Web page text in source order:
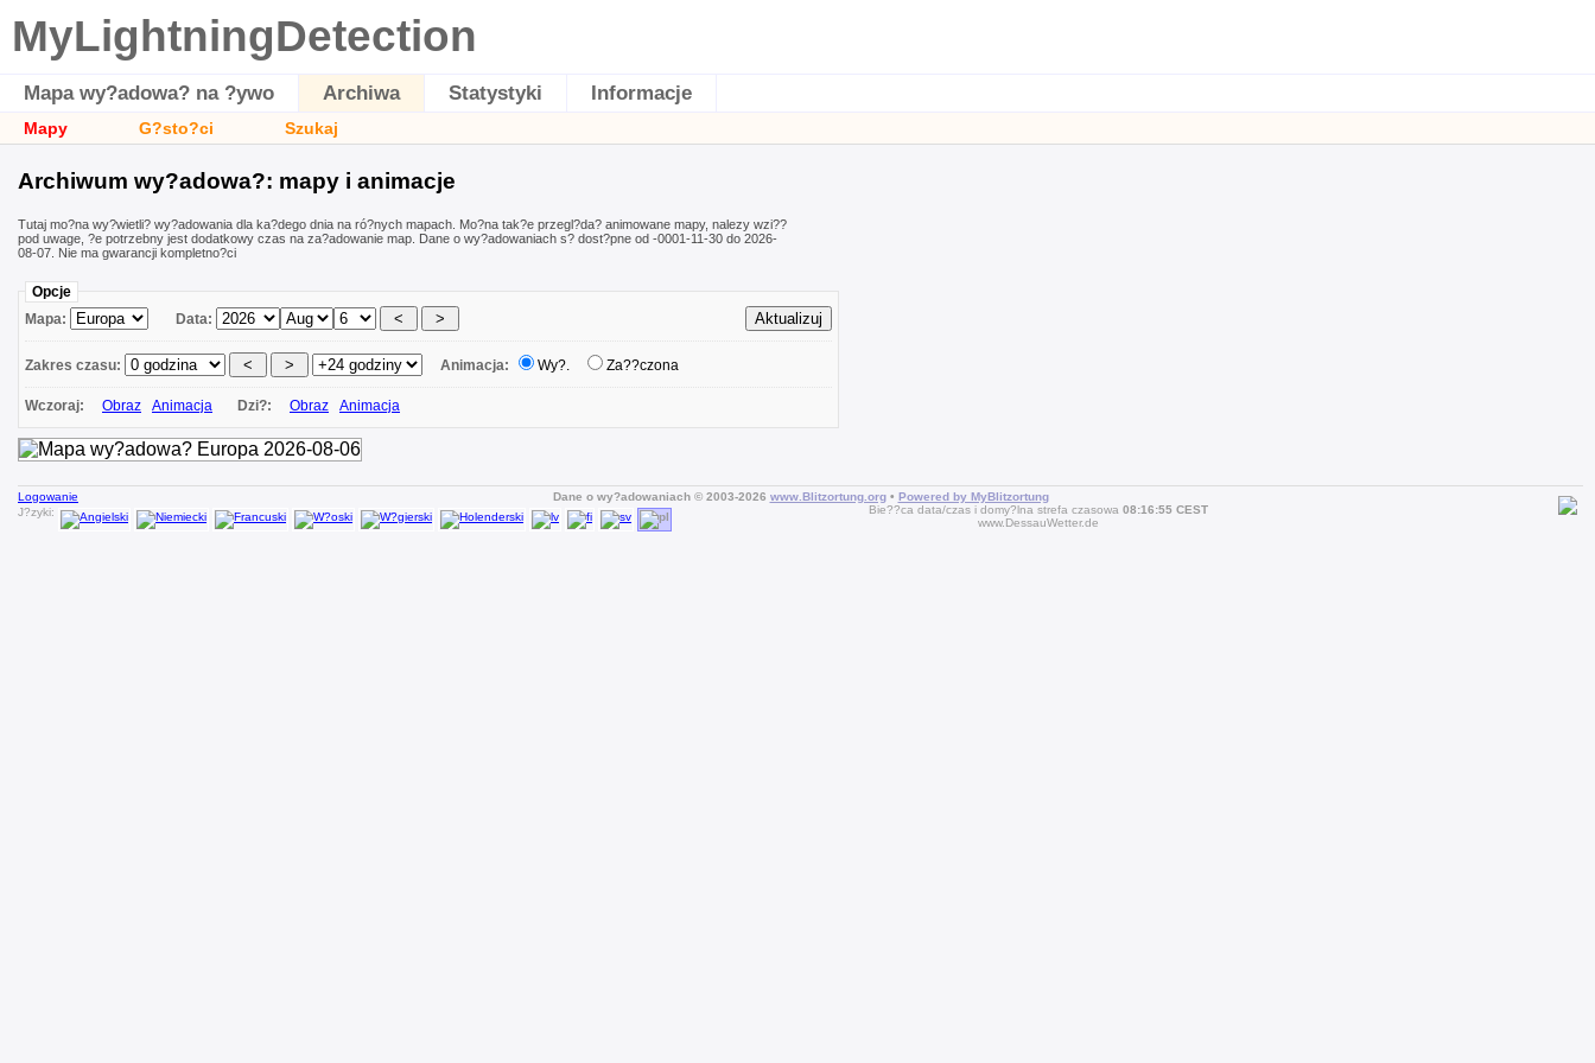
MyLightningDetection
Mapa wy?adowa? na ?ywo Archiwa Statystyki Informacje
Mapy G?sto?ci Szukaj
Archiwum wy?adowa?: mapy i animacje
Tutaj mo?na wy?wietli? wy?adowania dla ka?dego dnia na ró?nych mapach. Mo?na tak?e przegl?da? animowane mapy, nalezy wzi??
pod uwage, ?e potrzebny jest dodatkowy czas na za?adowanie map. Dane o wy?adowaniach s? dost?pne od -0001-11-30 do 2026-
08-07. Nie ma gwarancji kompletno?ci
Opcje
Mapa:
Data:
Zakres czasu: Animacja: Wy?. Za??czona
Wczoraj: Obraz Animacja Dzi?: Obraz Animacja
Logowanie
J?zyki:
Dane o wy?adowaniach © 2003-2026 www.Blitzortung.org• Powered by MyBlitzortung
Bie??ca data/czas i domy?lna strefa czasowa 08:16:55 CEST
www.DessauWetter.de